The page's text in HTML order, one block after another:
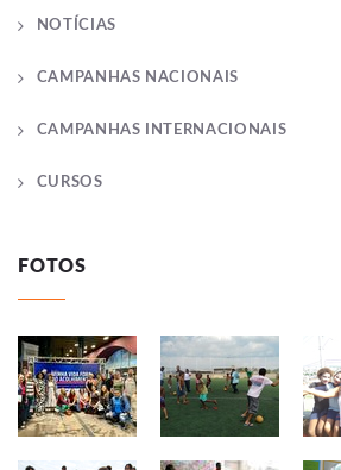
NOTÍCIAS
CAMPANHAS NACIONAIS
CAMPANHAS INTERNACIONAIS
CURSOS
FOTOS